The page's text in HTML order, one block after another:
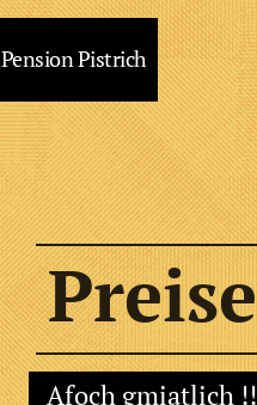
Pension Pistrich
Preise
Afoch gmiatlich !!